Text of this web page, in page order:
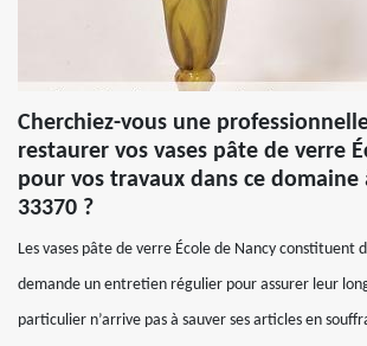
Cherchiez-vous une
restaurer vos vases pâte de verre
pour vos travaux dans ce domaine
33370 ?
Les vases pâte de verre École de Nancy constituent
demande un entretien régulier pour assurer leur
particulier n’arrive pas à sauver ses articles en